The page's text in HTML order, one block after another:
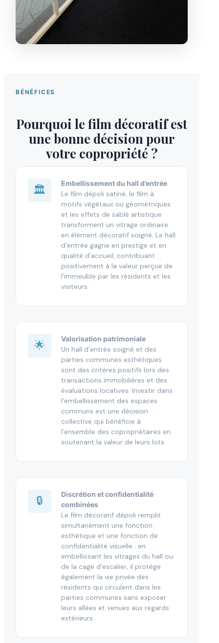
BÉNÉFICES
Pourquoi le film décoratif est
une bonne décision pour
votre copropriété ?
🏛️
Embellissement du hall d’entrée
Le film dépoli satiné, le film à
motifs végétaux ou géométriques
et les effets de sablé artistique
transforment un vitrage ordinaire
en élément décoratif soigné. Le hall
d’entrée gagne en prestige et en
qualité d’accueil, contribuant
positivement à la valeur perçue de
l’immeuble par les résidents et les
visiteurs.
🌟
Valorisation patrimoniale
Un hall d’entrée soigné et des
parties communes esthétiques
sont des critères positifs lors des
transactions immobilières et des
évaluations locatives. Investir dans
l’embellissement des espaces
communs est une décision
collective qui bénéficie à
l’ensemble des copropriétaires en
soutenant la valeur de leurs lots.
🔒
Discrétion et confidentialité
combinées
Le film décoratif dépoli remplit
simultanément une fonction
esthétique et une fonction de
confidentialité visuelle : en
embellissant les vitrages du hall ou
de la cage d’escalier, il protège
également la vie privée des
résidents qui circulent dans les
parties communes sans exposer
leurs allées et venues aux regards
extérieurs.